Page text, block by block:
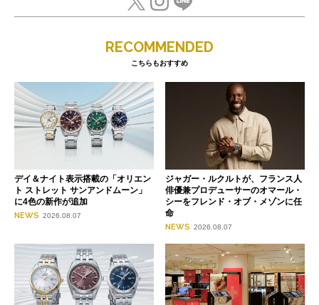
RECOMMENDED
こちらもおすすめ
デイ＆ナイト表示搭載の「オリエン
ト ストレット サンアンドムーン」
に4色の新作が追加
NEWS 2026.08.07
ジャガー・ルクルトが、フランス人
俳優兼プロデューサーのオマール・
シーをフレンド・オブ・メゾンに任
命
NEWS 2026.08.07